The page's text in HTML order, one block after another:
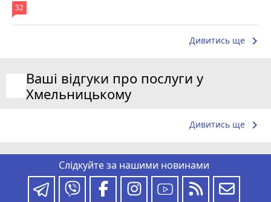
32
Дивитись ще keyboard_arrow_right
Ваші відгуки про послуги у
Хмельницькому
Дивитись ще keyboard_arrow_right
Слідкуйте за нашими новинами